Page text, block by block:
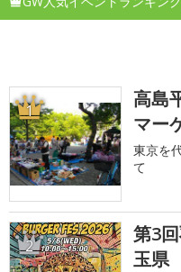
1
高島
マー
東京を
て
2
第3
玉県